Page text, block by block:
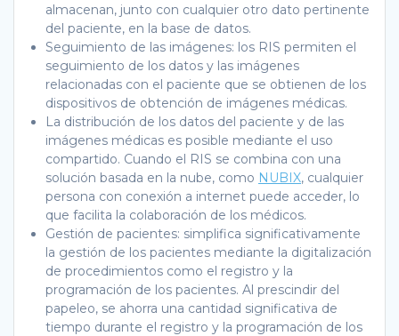
almacenan, junto con cualquier otro dato pertinente
del paciente, en la base de datos.
Seguimiento de las imágenes: los RIS permiten el
seguimiento de los datos y las imágenes
relacionadas con el paciente que se obtienen de los
dispositivos de obtención de imágenes médicas.
La distribución de los datos del paciente y de las
imágenes médicas es posible mediante el uso
compartido. Cuando el RIS se combina con una
solución basada en la nube, como NUBIX, cualquier
persona con conexión a internet puede acceder, lo
que facilita la colaboración de los médicos.
Gestión de pacientes: simplifica significativamente
la gestión de los pacientes mediante la digitalización
de procedimientos como el registro y la
programación de los pacientes. Al prescindir del
papeleo, se ahorra una cantidad significativa de
tiempo durante el registro y la programación de los